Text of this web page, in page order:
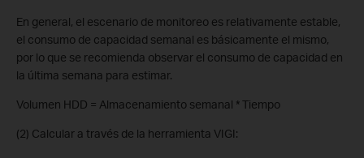
En general, el escenario de monitoreo es relativamente estable,
el consumo de capacidad semanal es básicamente el mismo,
por lo que se recomienda observar el consumo de capacidad en
la última semana para estimar.
Volumen HDD = Almacenamiento semanal * Tiempo
(2) Calcular a través de la herramienta VIGI: